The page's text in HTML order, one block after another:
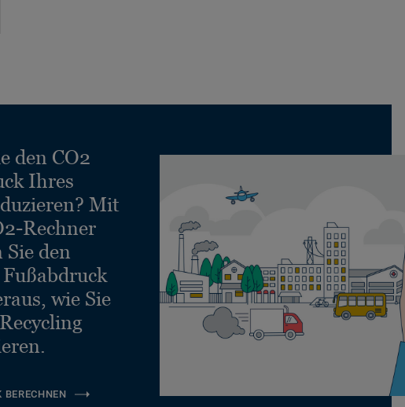
den CO2
Ihres
Mit
Rechner
den
wie Sie
BERECHNEN